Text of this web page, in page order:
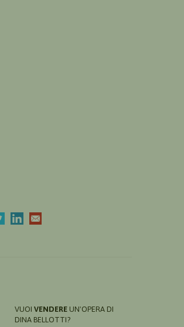
VUOI VENDERE UN'OPERA DI
DINA BELLOTTI?